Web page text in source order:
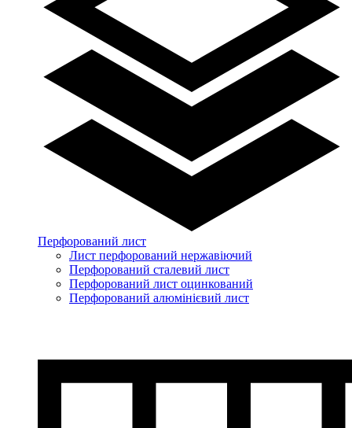
Перфорований лист
Лист перфорований нержавіючий
Перфорований сталевий лист
Перфорований лист оцинкований
Перфорований алюмінієвий лист